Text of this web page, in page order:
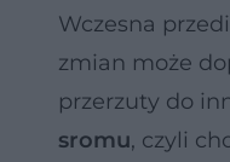
Wczesna
zmian może
przerzuty do
sromu, czyli